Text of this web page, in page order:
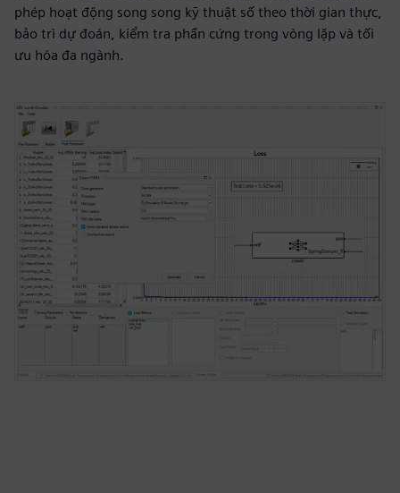
phép hoạt động song song kỹ thuật số theo thời gian thực,
bảo trì dự đoán, kiểm tra phần cứng trong vòng lặp và tối
ưu hóa đa ngành.